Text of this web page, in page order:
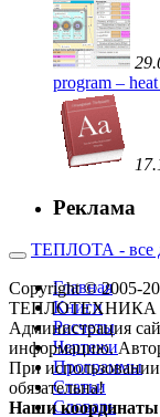
program –
Реклама
ТЕПЛОТА - все
Главная
Книги
Расчеты
Чертежи
Программы
Статьи
Словарь
Copyright © 2005-
ТЕПЛОТЕХНИКА
Администрация
информацию.
При использовании
обязательна!
Наши